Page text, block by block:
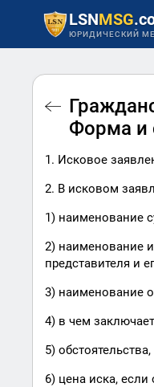
LSNMSG
ЮРИДИЧЕСКИЙ
Форма и
1. Исковое
2. В исковом
1) наименование
2) наименование
представителя и
3) наименование
4) в чем
5)
6) цена иска,